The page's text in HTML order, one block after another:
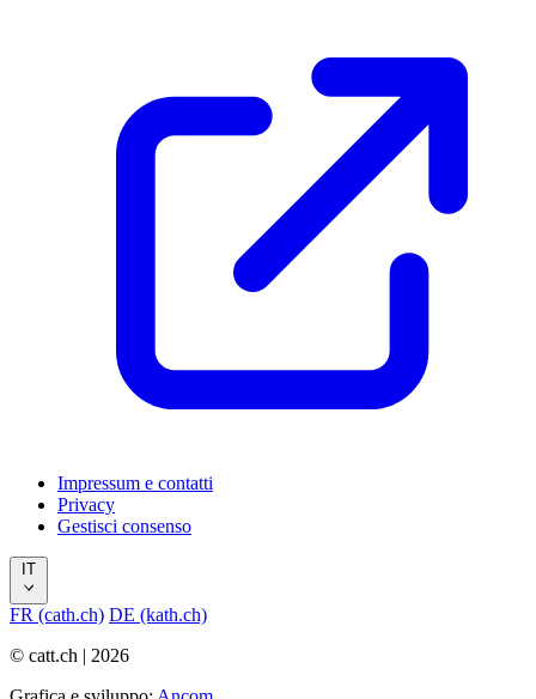
Impressum e contatti
Privacy
Gestisci consenso
IT
FR (cath.ch) DE (kath.ch)
© catt.ch | 2026